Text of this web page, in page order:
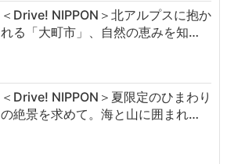
＜Drive! NIPPON＞北アルプスに抱か
れる「大町市」、自然の恵みを知…
＜Drive! NIPPON＞夏限定のひまわり
の絶景を求めて。海と山に囲まれ…